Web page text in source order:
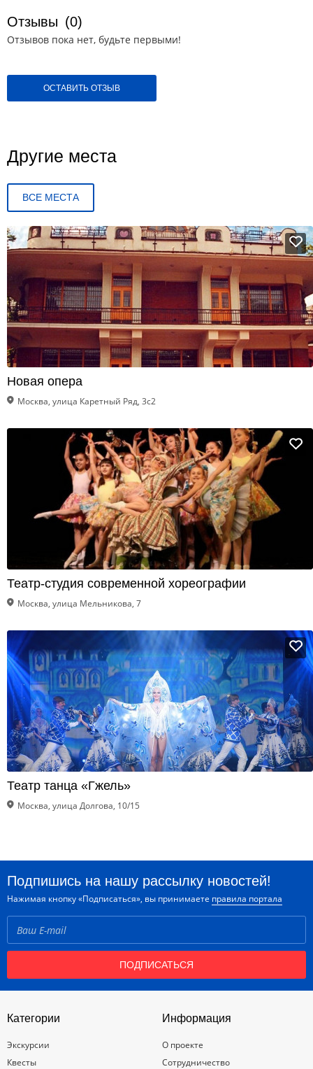
Отзывы (0)
Отзывов пока нет, будьте первыми!
ОСТАВИТЬ ОТЗЫВ
Другие места
ВСЕ МЕСТА
Новая опера
Москва, улица Каретный Ряд, 3с2
Театр-студия современной хореографии
Москва, улица Мельникова, 7
Театр танца «Гжель»
Москва, улица Долгова, 10/15
Подпишись на нашу рассылку новостей!
Нажимая кнопку «Подписаться», вы принимаете правила портала
ПОДПИСАТЬСЯ
Категории
Экскурсии
Квесты
Информация
О проекте
Сотрудничество